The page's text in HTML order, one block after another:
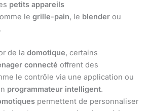
petits appareils
le grille-pain, le blender ou
.
de la domotique, certains
connecté offrent des
le contrôle via une application ou
programmateur intelligent.
permettent de personnaliser